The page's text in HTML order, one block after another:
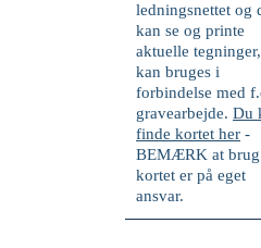
ledningsnettet og
kan se og printe
aktuelle
kan bruges i
forbindelse med
gravearbejde.Du
finde kortet her -
BEMÆRK at
kortet er på eget
ansvar.